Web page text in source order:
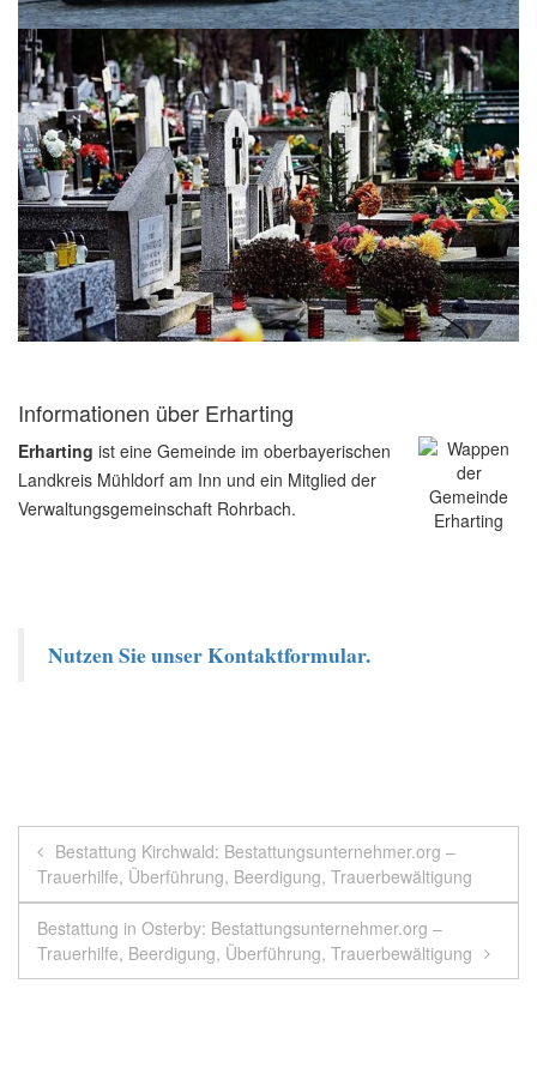
Informationen über Erharting
Erharting ist eine Gemeinde im oberbayerischen
Landkreis Mühldorf am Inn und ein Mitglied der
Verwaltungsgemeinschaft Rohrbach.
Nutzen Sie unser Kontaktformular.
Beitragsnavigation
Bestattung Kirchwald: Bestattungsunternehmer.org –
Trauerhilfe, Überführung, Beerdigung, Trauerbewältigung
Bestattung in Osterby: Bestattungsunternehmer.org –
Trauerhilfe, Beerdigung, Überführung, Trauerbewältigung